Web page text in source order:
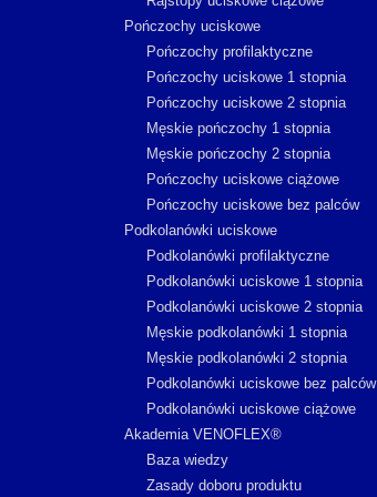
Pończochy uciskowe
Pończochy profilaktyczne
Pończochy uciskowe 1 stopnia
Pończochy uciskowe 2 stopnia
Męskie pończochy 1 stopnia
Męskie pończochy 2 stopnia
Pończochy uciskowe ciążowe
Pończochy uciskowe bez palców
Podkolanówki uciskowe
Podkolanówki profilaktyczne
Podkolanówki uciskowe 1 stopnia
Podkolanówki uciskowe 2 stopnia
Męskie podkolanówki 1 stopnia
Męskie podkolanówki 2 stopnia
Podkolanówki uciskowe bez palców
Podkolanówki uciskowe ciążowe
Akademia VENOFLEX®
Baza wiedzy
Zasady doboru produktu